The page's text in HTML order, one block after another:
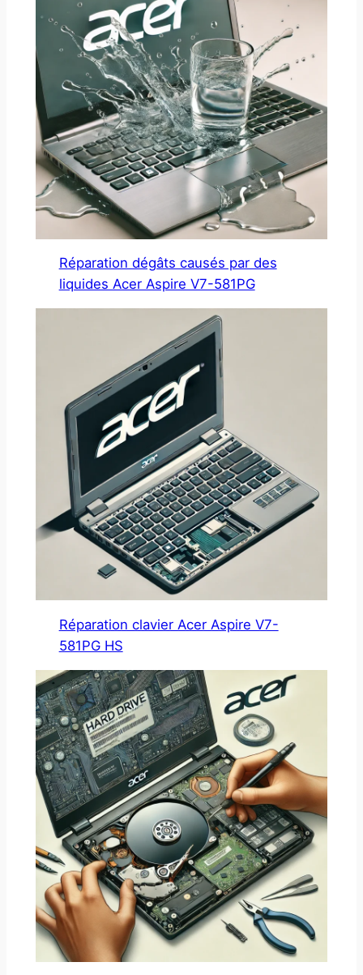
Réparation dégâts causés par des
liquides Acer Aspire V7-581PG
Réparation clavier Acer Aspire V7-
581PG HS